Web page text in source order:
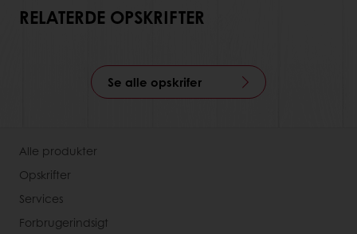
RELATERDE OPSKRIFTER
Se alle opskrifer
Alle produkter
Opskrifter
Services
Forbrugerindsigt